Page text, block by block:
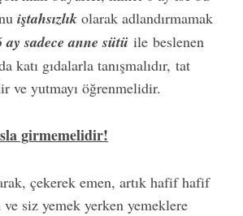
iştahsızlıkolarak adlandırmamak
sadece anne sütü ile beslenen
katı gıdalarla tanışmalıdır, tat
ve yutmayı öğrenmelidir.
girmemelidir!
çekerek emen, artık hafif hafif
ve siz yemek yerken yemeklere